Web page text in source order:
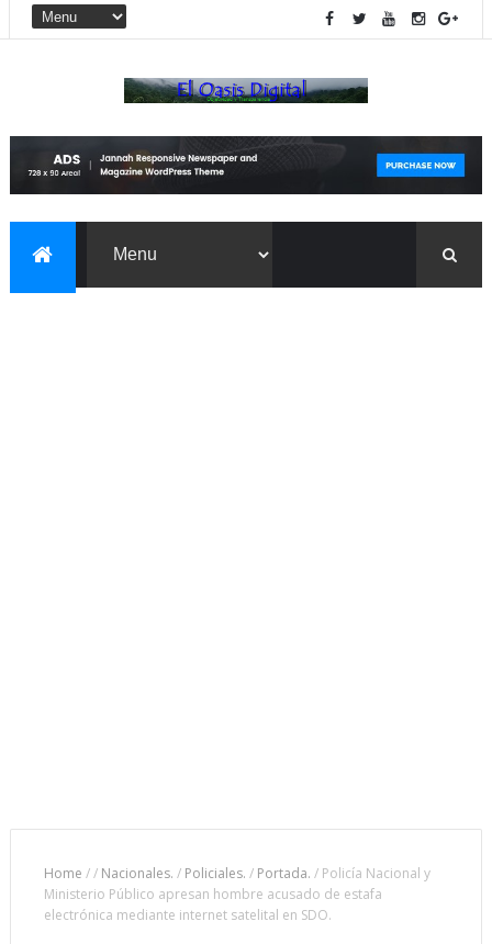
Home // Nacionales. / Policiales. / Portada. / Policía Nacional y
Ministerio Público apresan hombre acusado de estafa
electrónica mediante internet satelital en SDO.